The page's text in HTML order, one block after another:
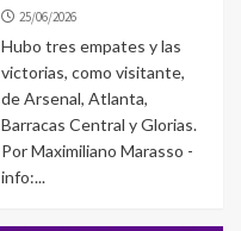
25/06/2026
Hubo tres empates y las
victorias, como visitante,
de Arsenal, Atlanta,
Barracas Central y Glorias.
Por Maximiliano Marasso -
info:...